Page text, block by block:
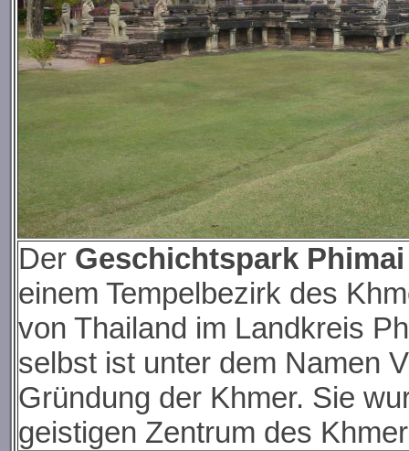
Der Geschichtspark
einem Tempelbezirk des
von Thailand im Landkreis
selbst ist unter dem Namen
Gründung der Khmer. Sie
geistigen Zentrum des